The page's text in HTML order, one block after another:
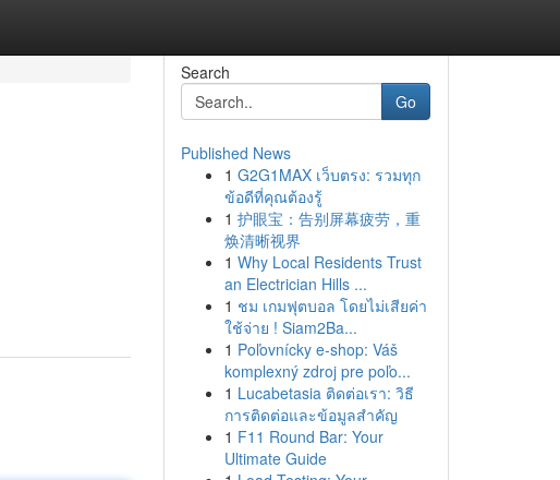
Search
Go
Published News
1 G2G1MAX เว็บตรง: รวมทุก
ข้อดีที่คุณต้องรู้
1 护眼宝：告别屏幕疲劳，重
焕清晰视界
1 Why Local Residents Trust
an Electrician Hills ...
1 ชม เกมฟุตบอล โดยไม่เสียค่า
ใช้จ่าย ! Siam2Ba...
1 Poľovnícky e-shop: Váš
komplexný zdroj pre poľo...
1 Lucabetasia ติดต่อเรา: วิธี
การติดต่อและข้อมูลสำคัญ
1 F11 Round Bar: Your
Ultimate Guide